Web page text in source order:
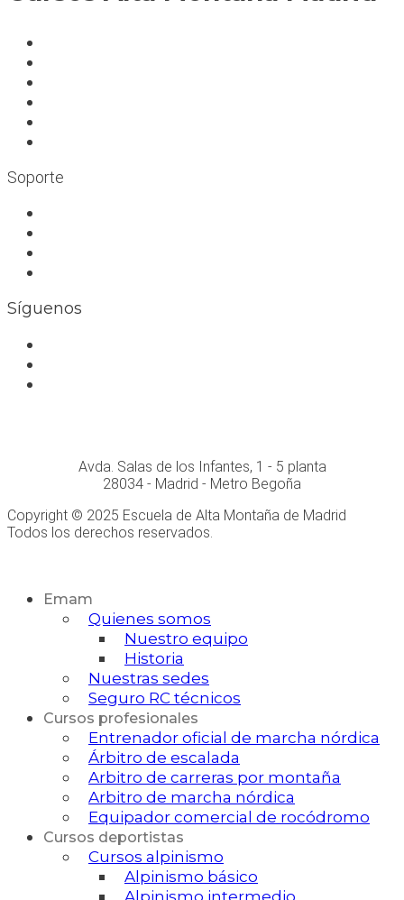
Soporte
Síguenos
Avda. Salas de los Infantes, 1 - 5 planta
28034 - Madrid - Metro Begoña
Copyright © 2025 Escuela de Alta Montaña de Madrid
Todos los derechos reservados.
Emam
Quienes somos
Nuestro equipo
Historia
Nuestras sedes
Seguro RC técnicos
Cursos profesionales
Entrenador oficial de marcha nórdica
Árbitro de escalada
Arbitro de carreras por montaña
Arbitro de marcha nórdica
Equipador comercial de rocódromo
Cursos deportistas
Cursos alpinismo
Alpinismo básico